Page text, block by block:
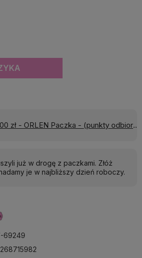
zł - ORLEN Paczka - (punkty odbioru)
już w drogę z paczkami. Złóż
je w najbliższy dzień roboczy.
69249